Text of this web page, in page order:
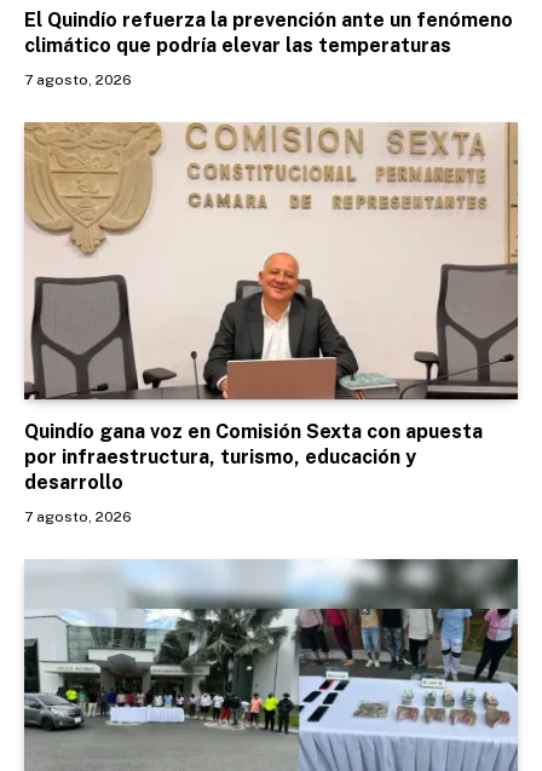
El Quindío refuerza la prevención ante un fenómeno
climático que podría elevar las temperaturas
7 agosto, 2026
Quindío gana voz en Comisión Sexta con apuesta
por infraestructura, turismo, educación y
desarrollo
7 agosto, 2026